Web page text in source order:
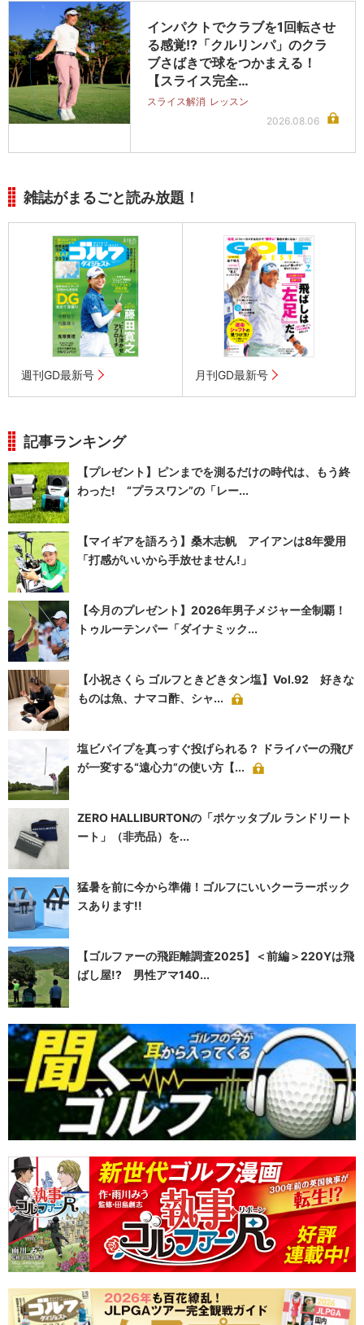
インパクトでクラブを1回転させ
る感覚!?「クルリンパ」のクラ
ブさばきで球をつかまえる！
【スライス完全…
スライス解消 レッスン
2026.08.06
雑誌がまるごと読み放題！
週刊GD最新号 月刊GD最新号
記事ランキング
【プレゼント】ピンまでを測るだけの時代は、もう終
わった! “プラスワン”の「レー...
【マイギアを語ろう】桑木志帆 アイアンは8年愛用
「打感がいいから手放せません!」
【今月のプレゼント】2026年男子メジャー全制覇！
トゥルーテンパー「ダイナミック...
【小祝さくら ゴルフときどきタン塩】Vol.92 好きな
ものは魚、ナマコ酢、シャ...
塩ビパイプを真っすぐ投げられる？ ドライバーの飛び
が一変する“遠心力”の使い方【...
ZERO HALLIBURTONの「ポケッタブル ランドリート
ート」（非売品）を...
猛暑を前に今から準備！ゴルフにいいクーラーボック
スあります!!
【ゴルファーの飛距離調査2025】＜前編＞220Yは飛
ばし屋!? 男性アマ140...